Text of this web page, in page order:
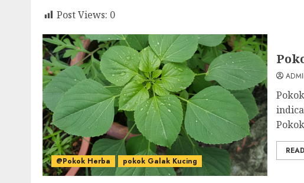
Post Views: 0
@Pokok Herba pokok Galak Kucing